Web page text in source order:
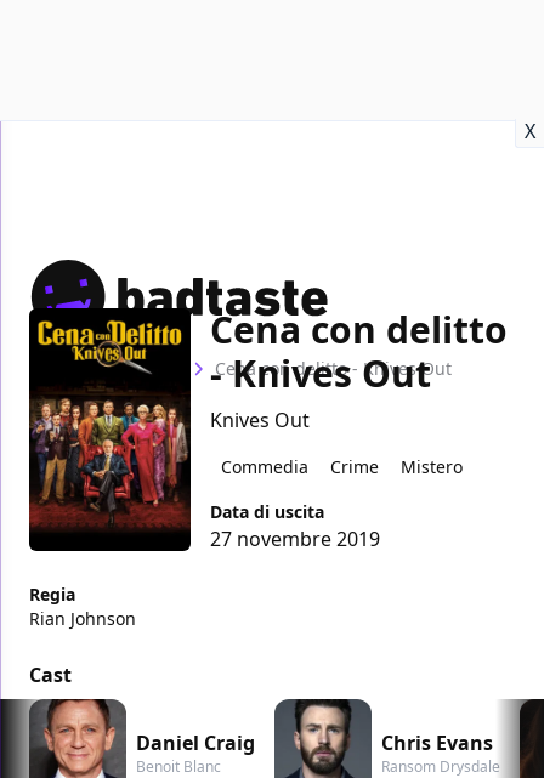
X
Home Film Cena con delitto - Knives Out
Cena con delitto
- Knives Out
Knives Out
Commedia Crime
Mistero
Data di uscita
27 novembre 2019
Regia
Rian Johnson
Cast
Daniel Craig
Benoit Blanc
Chris Evans
Ransom Drysdale